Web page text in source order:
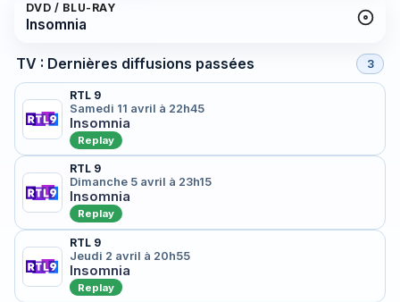
DVD / BLU-RAY
Insomnia
TV : Dernières diffusions passées 3
RTL 9
Samedi 11 avril à 22h45
Insomnia
Replay
RTL 9
Dimanche 5 avril à 23h15
Insomnia
Replay
RTL 9
Jeudi 2 avril à 20h55
Insomnia
Replay